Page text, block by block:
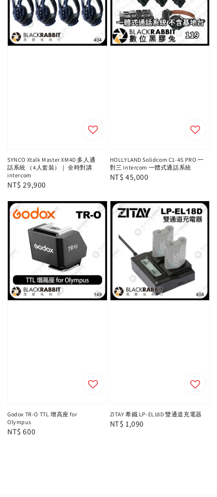
SYNCO Xtalk Master XM4D 多人通
話系統 （4人套裝）｜ 全時對講
intercom
Regular
NT$ 29,900
HOLLYLAND Solidcom C1-4S PRO 一
對三 Intercom 一體式通話系統
Regular
NT$ 45,000
Godox TR-O TTL 增高座 for
Olympus
Regular
NT$ 600
ZITAY 希鐵 LP-EL18D 雙通道充電器
Regular
NT$ 1,090